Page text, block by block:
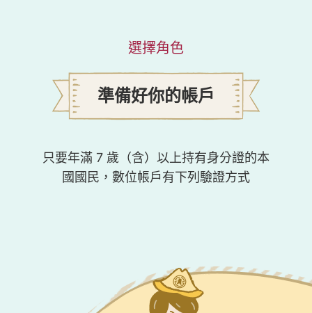
選擇角色
準備好你的帳戶
只要年滿 7 歲（含）以上持有身分證的本
國國民，數位帳戶有下列驗證方式